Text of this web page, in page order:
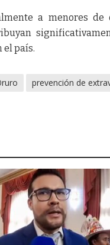
a menores de
país.
prevención de